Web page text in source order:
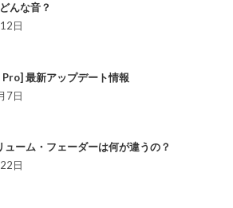
んな音？
日
最新アップデート情報
7日
ューム・フェーダーは何が違うの？
日